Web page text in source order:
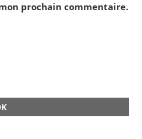
prochain commentaire.